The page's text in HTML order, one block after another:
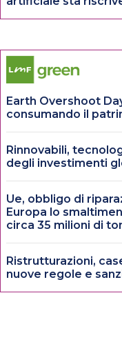
Earth Overshoot
consumando il
Rinnovabili,
degli investimenti
Ue, obbligo di
Europa lo
circa 35 milioni di
Ristrutturazioni,
nuove regole e